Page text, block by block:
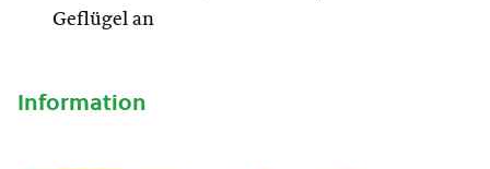
Geflügel an
Information